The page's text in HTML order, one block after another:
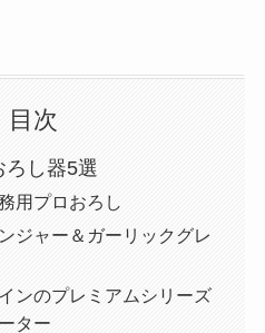
目次
ろし器5選
用プロおろし
ジャー＆ガーリックグレ
ンのプレミアムシリーズ
ター